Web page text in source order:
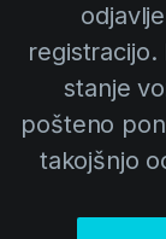
stanje
pošteno
takojšnjo